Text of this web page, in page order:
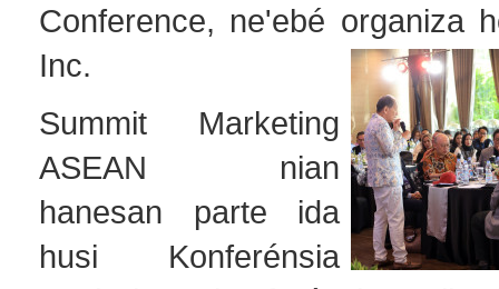
Conference, ne'ebé organiza
Inc.
Summit Marketing
ASEAN nian
hanesan parte ida
husi Konferénsia